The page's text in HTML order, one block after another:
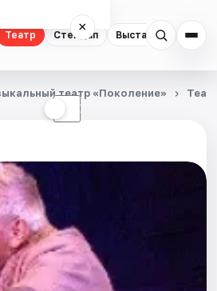
Театр Стендап Выставки
×
☾
театр «Поколение»